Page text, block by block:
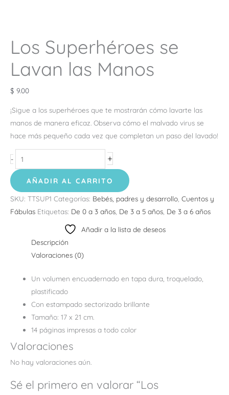
Los Superhéroes se
Lavan las Manos
$ 9.00
¡Sigue a los superhéroes que te mostrarán cómo lavarte las
manos de manera eficaz. Observa cómo el malvado virus se
hace más pequeño cada vez que completan un paso del lavado!
- +
AÑADIR AL CARRITO
SKU: TTSUP1 Categorías: Bebés, padres y desarrollo, Cuentos y
Fábulas Etiquetas: De 0 a 3 años, De 3 a 5 años, De 3 a 6 años
Añadir a la lista de deseos
Descripción
Valoraciones (0)
Un volumen encuadernado en tapa dura, troquelado,
plastificado
Con estampado sectorizado brillante
Tamaño: 17 x 21 cm.
14 páginas impresas a todo color
Valoraciones
No hay valoraciones aún.
Sé el primero en valorar “Los